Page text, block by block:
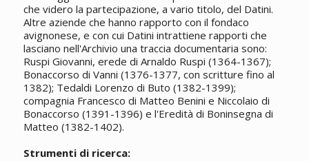
che videro la partecipazione, a vario titolo, del Datini.
Altre aziende che hanno rapporto con il fondaco
avignonese, e con cui Datini intrattiene rapporti che
lasciano nell'Archivio una traccia documentaria sono:
Ruspi Giovanni, erede di Arnaldo Ruspi (1364-1367);
Bonaccorso di Vanni (1376-1377, con scritture fino al
1382); Tedaldi Lorenzo di Buto (1382-1399);
compagnia Francesco di Matteo Benini e Niccolaio di
Bonaccorso (1391-1396) e l'Eredità di Boninsegna di
Matteo (1382-1402).
Strumenti di ricerca: